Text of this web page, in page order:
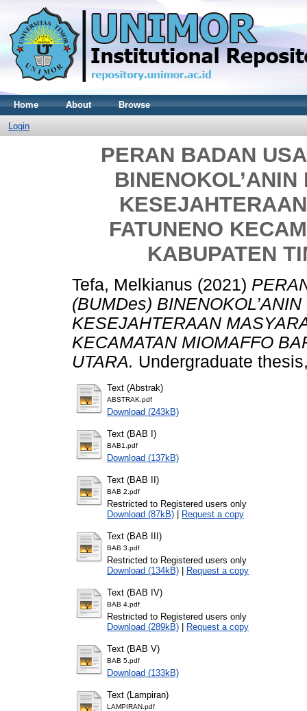
Home About Browse
Login
PERAN BADAN
FATUNENO
KABUPATEN
Tefa, Melkianus (2021)
(BUMDes)
KESEJAHTERAAN
KECAMATAN MIOMAFFO
UTARA. Undergraduate
Text (Abstrak)
ABSTRAK.pdf
Download (243kB)
Text (BAB I)
BAB1.pdf
Download (137kB)
Text (BAB II)
BAB 2.pdf
Restricted to Registered users only
Download (87kB) | Request a copy
Text (BAB III)
BAB 3.pdf
Restricted to Registered users only
Download (134kB) | Request a copy
Text (BAB IV)
BAB 4.pdf
Restricted to Registered users only
Download (289kB) | Request a copy
Text (BAB V)
BAB 5.pdf
Download (133kB)
Text (Lampiran)
LAMPIRAN.pdf